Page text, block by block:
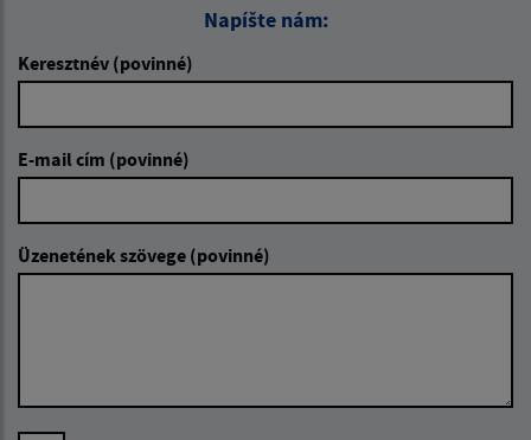
Napíšte nám:
Keresztnév (povinné)
E-mail cím (povinné)
Üzenetének szövege (povinné)